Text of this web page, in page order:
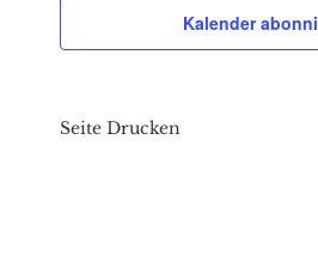
Kalender
Seite Drucken